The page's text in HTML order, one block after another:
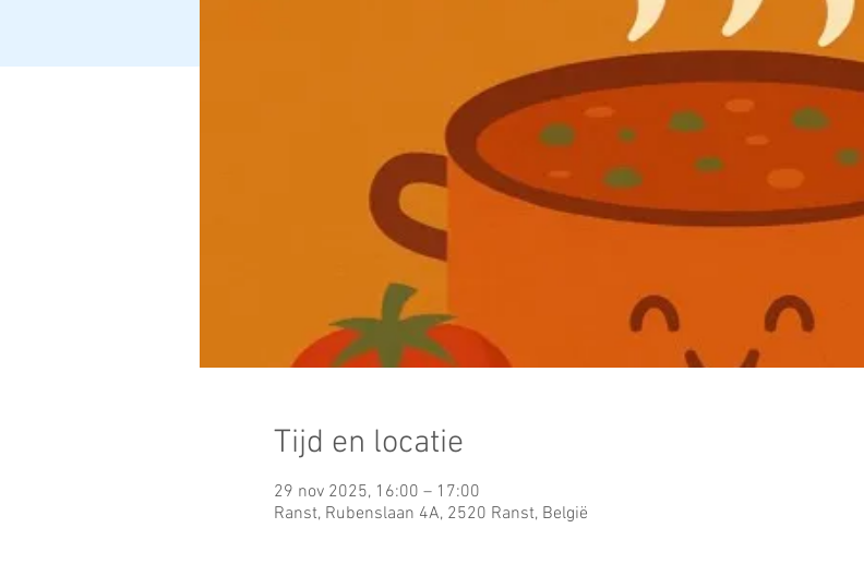
Tijd en locatie
29 nov 2025, 16:00 – 17:00
Ranst, Rubenslaan 4A, 2520 Ranst, België